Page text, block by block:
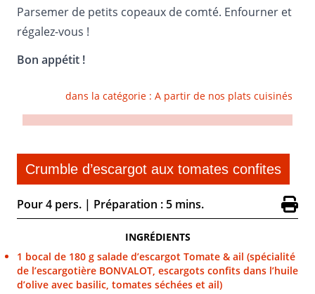
Parsemer de petits copeaux de comté. Enfourner et
régalez-vous !
Bon appétit !
dans la catégorie : A partir de nos plats cuisinés
Crumble d’escargot aux tomates confites
Pour 4 pers. | Préparation : 5 mins.
INGRÉDIENTS
1 bocal de 180 g salade d’escargot Tomate & ail (spécialité
de l’escargotière BONVALOT, escargots confits dans l’huile
d’olive avec basilic, tomates séchées et ail)